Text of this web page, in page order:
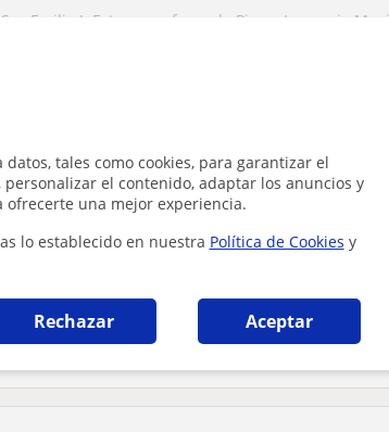
tales como cookies, para garantizar el
el contenido, adaptar los anuncios y
ofrecerte una mejor experiencia.
lo establecido en nuestra Política de Cookies y
Rechazar Aceptar
Soy Emilio J. Esteve, profesor de Piano, Lenguaje
Getafe, Fuenlabrada, Leganés,...
Piano
Tengo una experiencia de 4 años
Actualmente estudiando arduamente para entrar en